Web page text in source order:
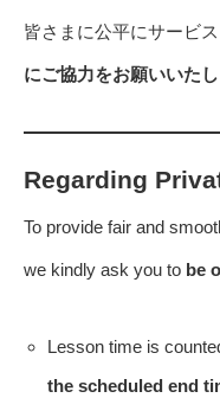
皆さまに公平にサービ
にご協力をお願いいたし
Regarding
To provide fair and
we kindly ask you to be
Lesson time is
the scheduled end